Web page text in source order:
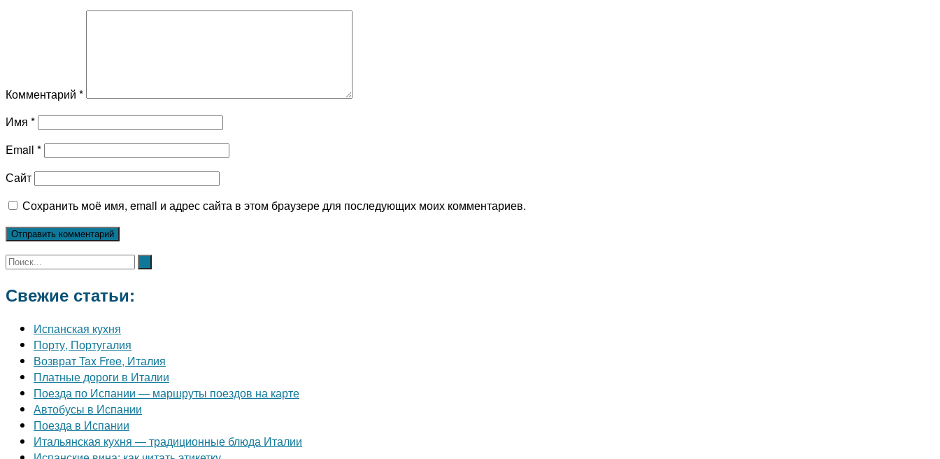
Комментарий *
Имя *
Email *
Сайт
Сохранить моё имя, email и адрес сайта в этом браузере для последующих моих комментариев.
Свежие статьи:
Испанская кухня
Порту, Португалия
Возврат Tax Free, Италия
Платные дороги в Италии
Поезда по Испании — маршруты поездов на карте
Автобусы в Испании
Поезда в Испании
Итальянская кухня — традиционные блюда Италии